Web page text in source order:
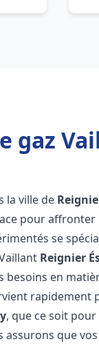
gaz
la ville de
pour
se
Reignier
besoins en
rapidement
, que ce soit
assurons que